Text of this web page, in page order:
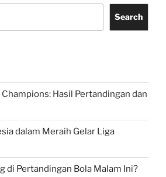
Search
Hasil Pertandingan dan
dalam Meraih Gelar Liga
di Pertandingan Bola Malam Ini?